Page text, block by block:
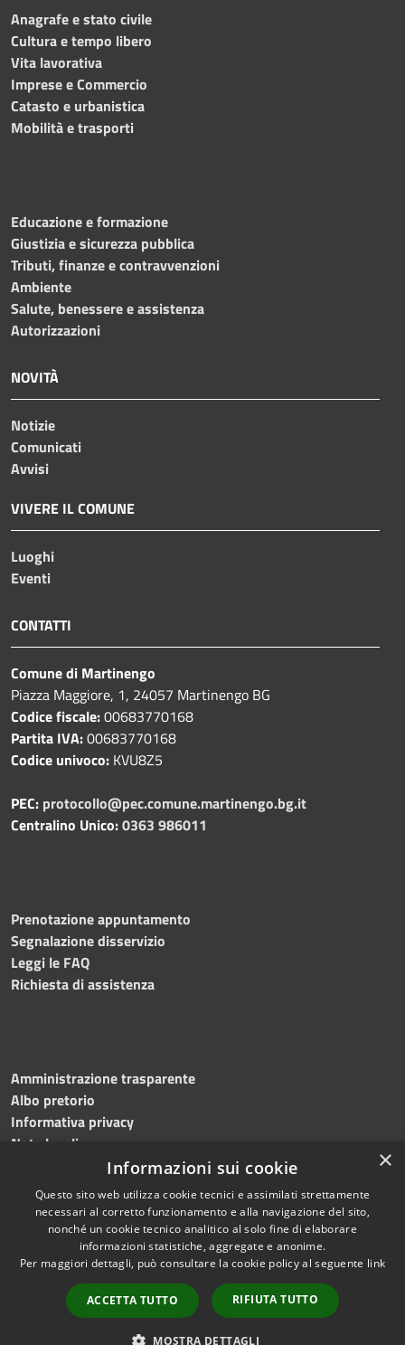
Anagrafe e stato civile
Cultura e tempo libero
Vita lavorativa
Imprese e Commercio
Catasto e urbanistica
Mobilità e trasporti
Educazione e formazione
Giustizia e sicurezza pubblica
Tributi, finanze e contravvenzioni
Ambiente
Salute, benessere e assistenza
Autorizzazioni
NOVITÀ
Notizie
Comunicati
Avvisi
VIVERE IL COMUNE
Luoghi
Eventi
CONTATTI
Comune di Martinengo
Piazza Maggiore, 1, 24057 Martinengo BG
Codice fiscale:00683770168
Partita IVA:00683770168
Codice univoco: KVU8Z5
PEC: protocollo@pec.comune.martinengo.bg.it
Centralino Unico:0363 986011
Prenotazione appuntamento
Segnalazione disservizio
Leggi le FAQ
Richiesta di assistenza
Amministrazione trasparente
Albo pretorio
Informativa privacy
Note legali
Dichiarazione di accessibilità
Accessibilità
Copyright © 2026 • Comune di
Martinengo • Powered by
Municipium•
Accesso
redazione
×
Informazioni sui cookie
Questo sito web utilizza cookie tecnici e assimilati strettamente
necessari al corretto funzionamento e alla navigazione del sito,
nonché un cookie tecnico analitico al solo fine di elaborare
informazioni statistiche, aggregate e anonime.
Per maggiori dettagli, può consultare la cookie policy al seguente link
ACCETTA TUTTO RIFIUTA TUTTO
MOSTRA DETTAGLI